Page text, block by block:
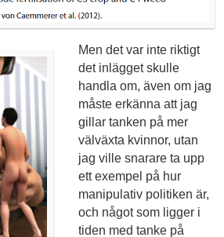
Men det var inte riktigt
det inlägget skulle
handla om, även om jag
måste erkänna att jag
gillar tanken på mer
välväxta kvinnor, utan
jag ville snarare ta upp
ett exempel på hur
manipulativ politiken är,
och något som ligger i
tiden med tanke på